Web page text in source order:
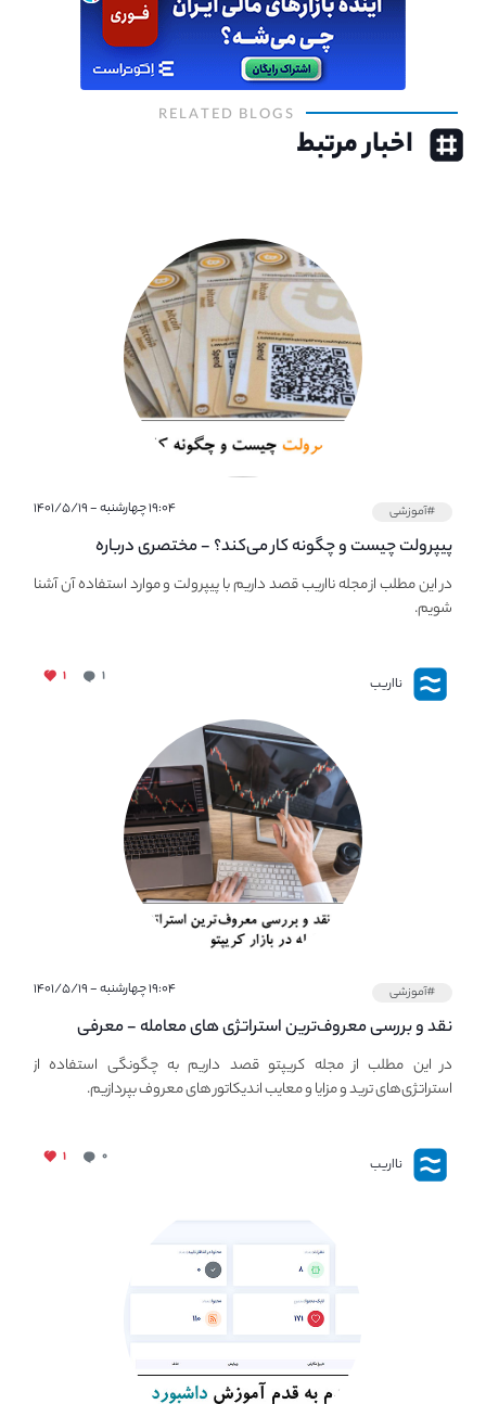
RELATED BLOGS
اخبار مرتبط
#آموزشی ۱۹:۰۴ چهارشنبه - ۱۴۰۱/۵/۱۹
پیپر‌ولت چیست و چگونه کار می‌کند؟ - مختصری درباره
PaperWallet
در این مطلب از مجله نااریب قصد داریم با پیپر‌ولت و موارد استفاده آن آشنا
شویم.
نااریب ۱ ۱
#آموزشی ۱۹:۰۴ چهارشنبه - ۱۴۰۱/۵/۱۹
نقد و بررسی معروف‌ترین استراتژی های معامله - معرفی
استراتژی های مهم ترید در بازار کریپتو
در این مطلب از مجله کریپتو قصد داریم به چگونگی استفاده از
استراتژی‌های ترید و مزایا و معایب اندیکاتور های معروف بپردازیم.
نااریب ۰ ۱